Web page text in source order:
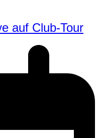
auf Club-Tour